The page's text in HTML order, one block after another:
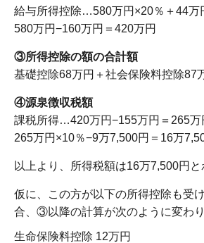
給与所得控除…580万円×20％＋44万
580万円−160万円＝420万円
③所得控除の額の合計額
基礎控除68万円＋社会保険料控除87
④源泉徴収税額
課税所得…420万円−155万円＝265万
265万円×10％−9万7,500円＝16万
以上より、所得税額は16万7,500円と
仮に、この方が以下の所得控除も受
合、③以降の計算が次のように変わり
生命保険料控除 12万円